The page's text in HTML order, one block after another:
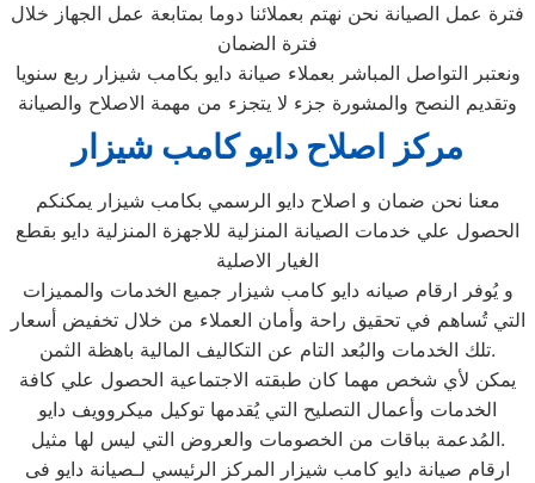
فترة عمل الصيانة نحن نهتم بعملائنا دوما بمتابعة عمل الجهاز خلال
فترة الضمان
ونعتبر التواصل المباشر بعملاء صيانة دايو بكامب شيزار ربع سنويا
وتقديم النصح والمشورة جزء لا يتجزء من مهمة الاصلاح والصيانة
مركز اصلاح دايو كامب شيزار
معنا نحن ضمان و اصلاح دايو الرسمي بكامب شيزار يمكنكم
الحصول علي خدمات الصيانة المنزلية للاجهزة المنزلية دايو بقطع
الغيار الاصلية
و يُوفر ارقام صيانه دايو كامب شيزار جميع الخدمات والمميزات
التي تُساهم في تحقيق راحة وأمان العملاء من خلال تخفيض أسعار
تلك الخدمات والبُعد التام عن التكاليف المالية باهظة الثمن.
يمكن لأي شخص مهما كان طبقته الاجتماعية الحصول علي كافة
الخدمات وأعمال التصليح التي يُقدمها توكيل ميكروويف دايو
المُدعمة بباقات من الخصومات والعروض التي ليس لها مثيل.
ارقام صيانة دايو كامب شيزار المركز الرئيسي لـصيانة دايو فى